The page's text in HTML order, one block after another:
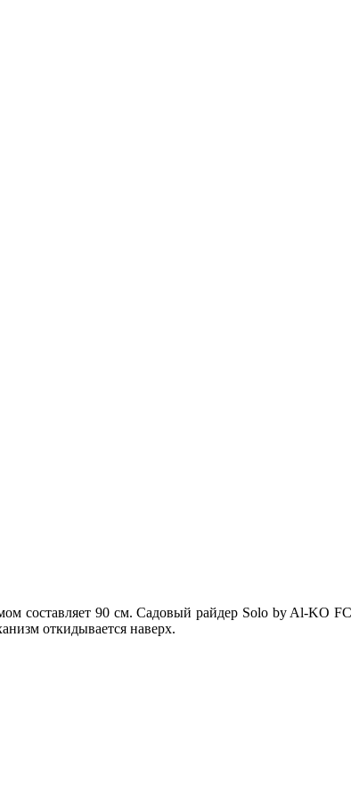
составляет 90 см. Садовый райдер Solo by Al-KO FC
откидывается наверх.